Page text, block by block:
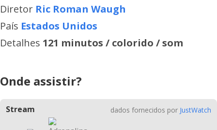
Diretor Ric Roman Waugh
País Estados Unidos
Detalhes 121 minutos / colorido / som
Onde assistir?
Stream dados fornecidos por JustWatch